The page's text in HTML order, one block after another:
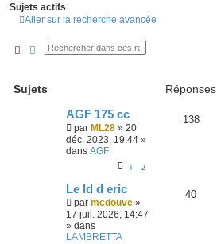
Sujets actifs
Aller sur la recherche avancée
Rechercher
Recherche avancée
Sujets Réponses
AGF 175 cc
par ML28 » 20
déc. 2023, 19:44 »
dans AGF
1 2
138
Le ld d eric
par mcdouve »
17 juil. 2026, 14:47
» dans
LAMBRETTA
40